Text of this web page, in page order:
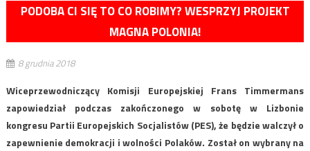
PODOBA CI SIĘ TO CO ROBIMY? WESPRZYJ PROJEKT
MAGNA POLONIA!
8 grudnia 2018
Wiceprzewodniczący Komisji Europejskiej Frans Timmermans
zapowiedział podczas zakończonego w sobotę w Lizbonie
kongresu Partii Europejskich Socjalistów (PES), że będzie walczył o
zapewnienie demokracji i wolności Polaków. Został on wybrany na